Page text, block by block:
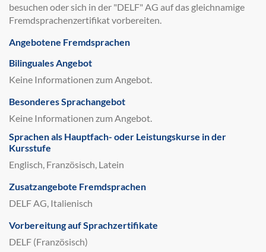
besuchen oder sich in der "DELF" AG auf das gleichnamige
Fremdsprachenzertifikat vorbereiten.
Angebotene Fremdsprachen
Bilinguales Angebot
Keine Informationen zum Angebot.
Besonderes Sprachangebot
Keine Informationen zum Angebot.
Sprachen als Hauptfach- oder Leistungskurse in der
Kursstufe
Englisch, Französisch, Latein
Zusatzangebote Fremdsprachen
DELF AG, Italienisch
Vorbereitung auf Sprachzertifikate
DELF (Französisch)